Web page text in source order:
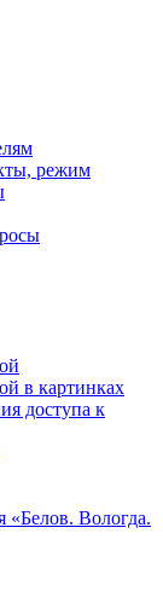
режим
в картинках
доступа к
«Белов. Вологда.